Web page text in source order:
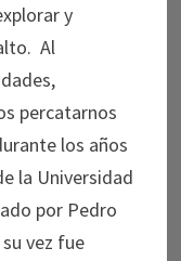
y
Al
percatarnos
los años
la Universidad
por Pedro
vez fue